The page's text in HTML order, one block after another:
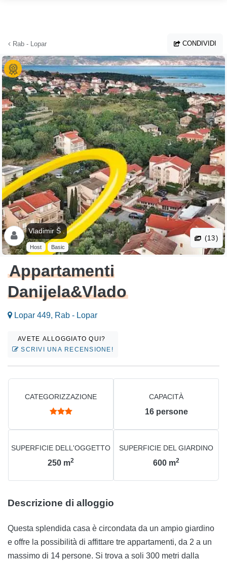
Rab - Lopar CONDIVIDI
Vladimir Š .
Host Basic
(13)
Appartamenti
Danijela&Vlado
Lopar 449, Rab - Lopar
AVETE ALLOGGIATO QUI?
SCRIVI UNA RECENSIONE!
CATEGORIZZAZIONE CAPACITÀ
16 persone
SUPERFICIE DELL'OGGETTO
250 m2
SUPERFICIE DEL GIARDINO
600 m2
Descrizione di alloggio
Questa splendida casa è circondata da un ampio giardino
e offre la possibilità di affittare tre appartamenti, da 2 a un
massimo di 14 persone. Si trova a soli 300 metri dalla